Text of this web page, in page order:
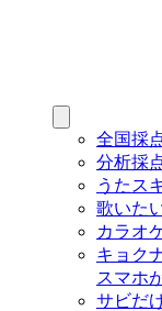
全国採
分析採
うたス
歌いた
カラオ
キョク
スマホ
サビだ